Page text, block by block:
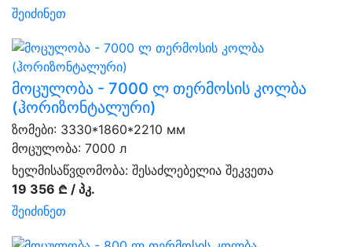
შეიძინეთ
მოცულობა - 7000 ლ თერმოსის კოლბა
(ჰორიზონტალური)
ზომები: 3330*1860*2210 мм
მოცულობა: 7000 л
ხელმისაწვდომობა: შესაძლებელია შეკვეთა
19 356 ₾ / პკ.
შეიძინეთ